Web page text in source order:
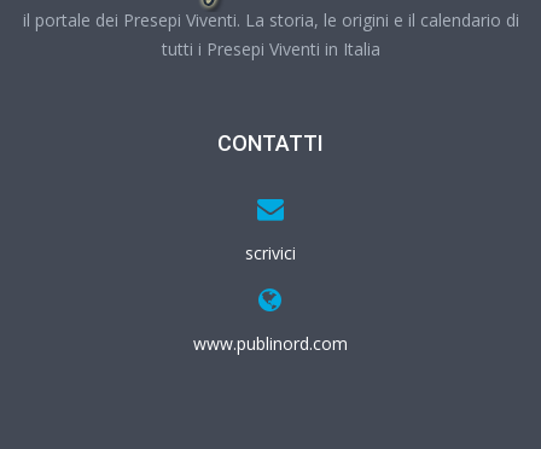
il portale dei Presepi Viventi. La storia, le origini e il calendario di
tutti i Presepi Viventi in Italia
CONTATTI
scrivici
www.publinord.com